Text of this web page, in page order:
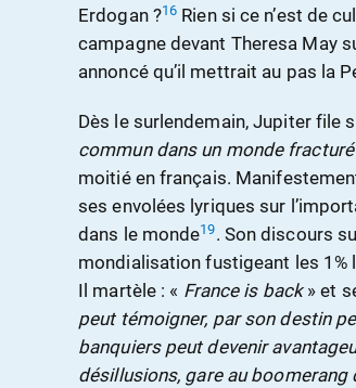
Erdogan ?16 Rien si ce n’est de
campagne devant Theresa May
annoncé qu’il mettrait au pas la
Dès le surlendemain, Jupiter file
commun dans un monde fracturé
moitié en français.
ses envolées lyriques sur
dans le monde19. Son discours
mondialisation fustigeant les 1%
Il martèle : « France is back» et
peut témoigner, par son destin
banquiers peut devenir
désillusions, gare au